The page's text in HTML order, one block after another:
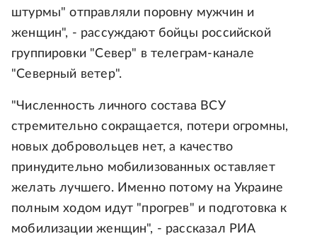
штурмы" отправляли поровну мужчин и
женщин", - рассуждают бойцы российской
группировки "Север" в телеграм-канале
"Северный ветер".
"Численность личного состава ВСУ
стремительно сокращается, потери огромны,
новых добровольцев нет, а качество
принудительно мобилизованных оставляет
желать лучшего. Именно потому на Украине
полным ходом идут "прогрев" и подготовка к
мобилизации женщин", - рассказал РИА